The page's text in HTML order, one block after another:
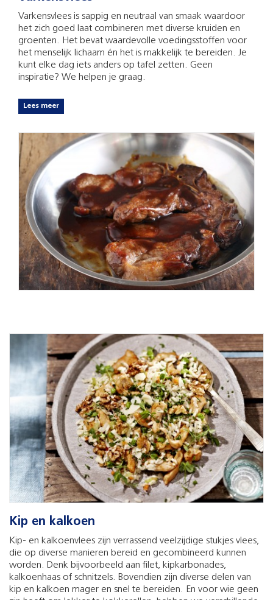
Varkensvlees is sappig en neutraal van smaak waardoor
het zich goed laat combineren met diverse kruiden en
groenten. Het bevat waardevolle voedingsstoffen voor
het menselijk lichaam én het is makkelijk te bereiden. Je
kunt elke dag iets anders op tafel zetten. Geen
inspiratie? We helpen je graag.
Lees meer
Kip en kalkoen
Kip- en kalkoenvlees zijn verrassend veelzijdige stukjes vlees,
die op diverse manieren bereid en gecombineerd kunnen
worden. Denk bijvoorbeeld aan filet, kipkarbonades,
kalkoenhaas of schnitzels. Bovendien zijn diverse delen van
kip en kalkoen mager en snel te bereiden. En voor wie geen